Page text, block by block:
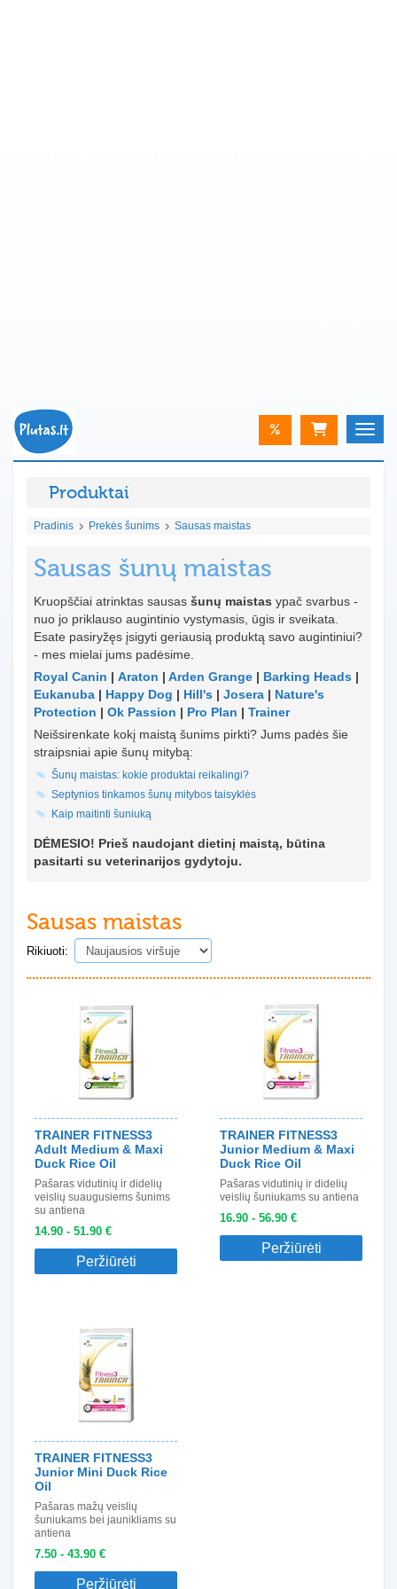
%
Produktai
Pradinis Prekės šunims Sausas maistas
Sausas šunų maistas
Kruopščiai atrinktas sausas šunų maistas ypač svarbus -
nuo jo priklauso augintinio vystymasis, ūgis ir sveikata.
Esate pasiryžęs įsigyti geriausią produktą savo augintiniui?
- mes mielai jums padėsime.
Royal Canin | Araton | Arden Grange | Barking Heads |
Eukanuba | Happy Dog | Hill's | Josera | Nature's
Protection | Ok Passion | Pro Plan | Trainer
Neišsirenkate kokį maistą šunims pirkti? Jums padės šie
straipsniai apie šunų mitybą:
Šunų maistas: kokie produktai reikalingi?
Septynios tinkamos šunų mitybos taisyklės
Kaip maitinti šuniuką
DĖMESIO! Prieš naudojant dietinį maistą, būtina
pasitarti su veterinarijos gydytoju.
Sausas maistas
Rikiuoti:
TRAINER FITNESS3
Adult Medium & Maxi
Duck Rice Oil
Pašaras vidutinių ir didelių
veislių suaugusiems šunims
su antiena
14.90 - 51.90 €
Peržiūrėti
TRAINER FITNESS3
Junior Medium & Maxi
Duck Rice Oil
Pašaras vidutinių ir didelių
veislių šuniukams su antiena
16.90 - 56.90 €
Peržiūrėti
TRAINER FITNESS3
Junior Mini Duck Rice
Oil
Pašaras mažų veislių
šuniukams bei jaunikliams su
antiena
7.50 - 43.90 €
Peržiūrėti